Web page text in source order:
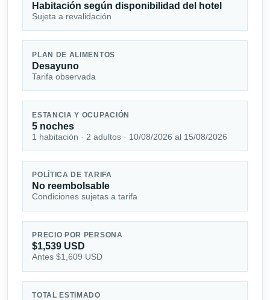
Habitación según disponibilidad del hotel
Sujeta a revalidación
PLAN DE ALIMENTOS
Desayuno
Tarifa observada
ESTANCIA Y OCUPACIÓN
5 noches
1 habitación · 2 adultos · 10/08/2026 al 15/08/2026
POLÍTICA DE TARIFA
No reembolsable
Condiciones sujetas a tarifa
PRECIO POR PERSONA
$1,539 USD
Antes $1,609 USD
TOTAL ESTIMADO